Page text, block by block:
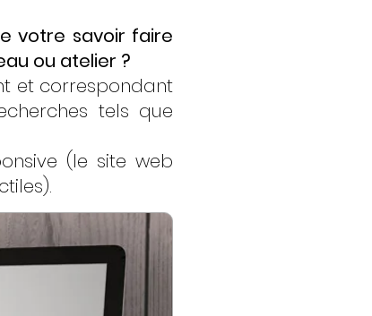
votre savoir faire
ou atelier ?
et correspondant
tels que
(le site web